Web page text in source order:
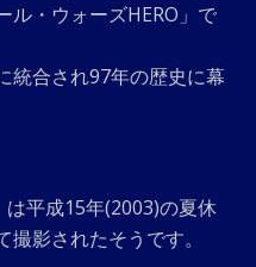
ル・ウォーズHERO」で
統合され97年の歴史に幕
は平成15年(2003)の夏休
影されたそうです。